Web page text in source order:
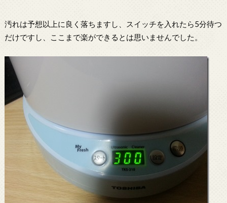
汚れは予想以上に良く落ちますし、スイッチを入れたら5分待つ
だけですし、ここまで楽ができるとは思いませんでした。